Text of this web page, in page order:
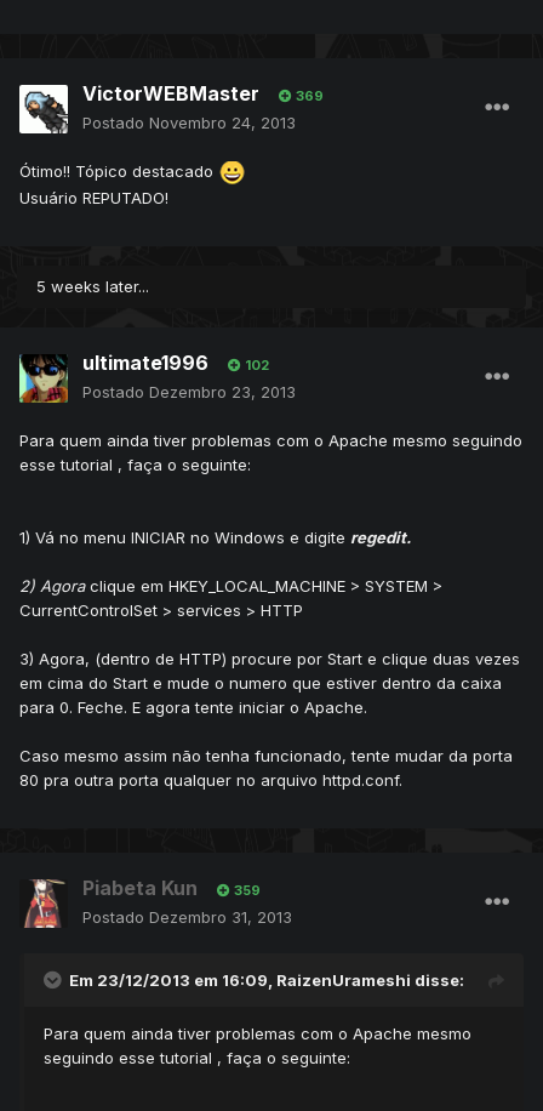
VictorWEBMaster 369
Postado Novembro 24, 2013
Ótimo!! Tópico destacado
Usuário REPUTADO!
5 weeks later...
ultimate1996 102
Postado Dezembro 23, 2013
Para quem ainda tiver problemas com o Apache mesmo seguindo
esse tutorial , faça o seguinte:
1) Vá no menu INICIAR no Windows e digite regedit.
2) Agoraclique em HKEY_LOCAL_MACHINE > SYSTEM >
CurrentControlSet > services > HTTP
3) Agora, (dentro de HTTP) procure por Start e clique duas vezes
em cima do Start e mude o numero que estiver dentro da caixa
para 0. Feche. E agora tente iniciar o Apache.
Caso mesmo assim não tenha funcionado, tente mudar da porta
80 pra outra porta qualquer no arquivo httpd.conf.
Piabeta Kun 359
Postado Dezembro 31, 2013
Em 23/12/2013 em 16:09, RaizenUrameshi disse:
Para quem ainda tiver problemas com o Apache mesmo
seguindo esse tutorial , faça o seguinte: